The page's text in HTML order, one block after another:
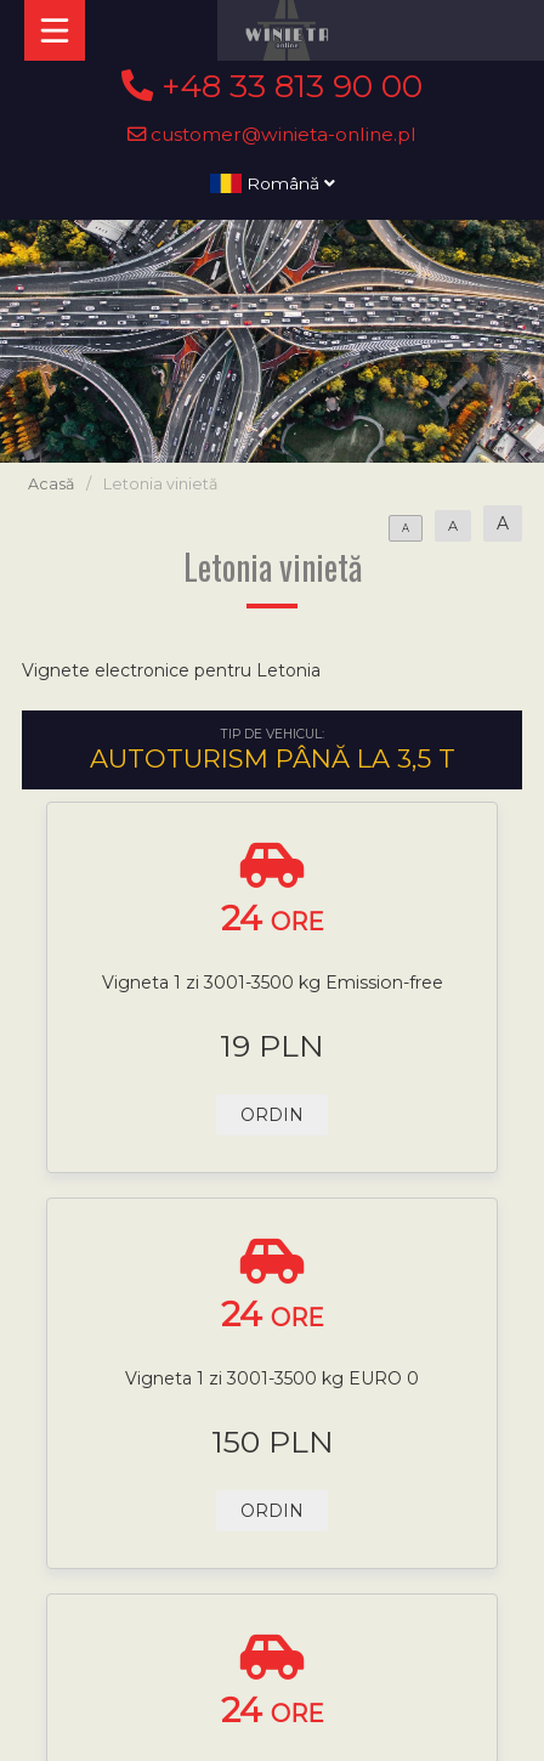
+48 33 813 90 00
customer@winieta-online.pl
Română
Acasă / Letonia vinietă
A A A
Letonia vinietă
Vignete electronice pentru Letonia
TIP DE VEHICUL:
AUTOTURISM PÂNĂ LA 3,5 T
24 ORE
Vigneta 1 zi 3001-3500 kg Emission-free
19 PLN
ORDIN
24 ORE
Vigneta 1 zi 3001-3500 kg EURO 0
150 PLN
ORDIN
24 ORE